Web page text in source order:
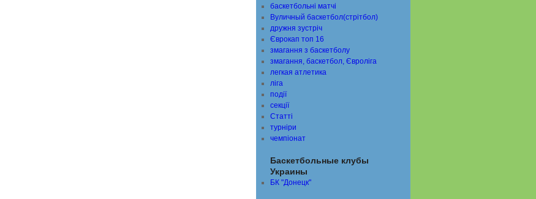
баскетбольні матчі
Вуличный баскетбол(стрітбол)
дружня зустріч
Єврокап топ 16
змагання з баскетболу
змагання, баскетбол, Євроліга
легкая атлетика
ліга
події
секції
Статті
турніри
чемпіонат
Баскетбольные клубы
Украины
БК "Донецк"